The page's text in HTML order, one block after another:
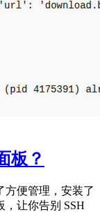
板？
方便管理，安装了
让你告别 SSH